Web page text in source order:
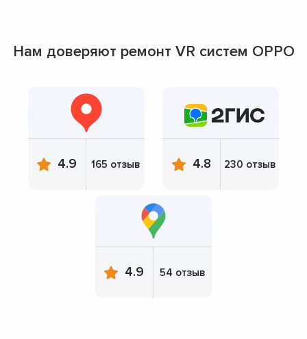
Нам доверяют ремонт VR систем OPPO
4.9 165 отзыв 4.8 230 отзыв
4.9 54 отзыв